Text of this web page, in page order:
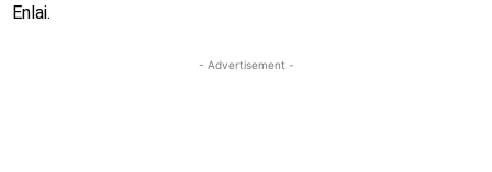
Enlai.
- Advertisement -